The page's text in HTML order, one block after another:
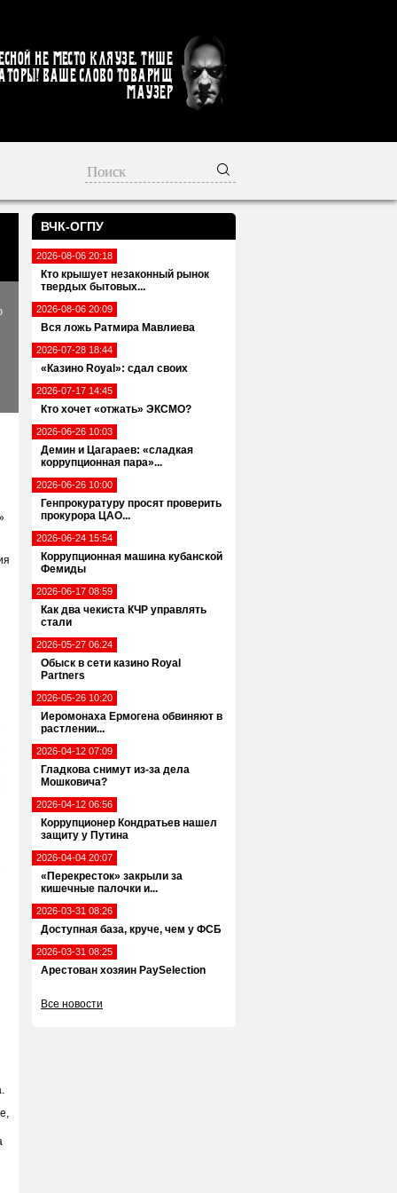
не место кляузе. Тише
Ваше слово товарищ
Маузер
ВЧК-ОГПУ
2026-08-06 20:18
Кто крышует незаконный рынок
твердых бытовых...
2026-08-06 20:09
Вся ложь Ратмира Мавлиева
2026-07-28 18:44
«Казино Royal»: сдал своих
2026-07-17 14:45
Кто хочет «отжать» ЭКСМО?
2026-06-26 10:03
Демин и Цагараев: «сладкая
коррупционная пара»...
2026-06-26 10:00
Генпрокуратуру просят проверить
прокурора ЦАО...
2026-06-24 15:54
Коррупционная машина кубанской
Фемиды
2026-06-17 08:59
Как два чекиста КЧР управлять
стали
2026-05-27 06:24
Обыск в сети казино Royal
Partners
2026-05-26 10:20
Иеромонаха Ермогена обвиняют в
растлении...
2026-04-12 07:09
Гладкова снимут из-за дела
Мошковича?
2026-04-12 06:56
Коррупционер Кондратьев нашел
защиту у Путина
2026-04-04 20:07
«Перекресток» закрыли за
кишечные палочки и...
2026-03-31 08:26
Доступная база, круче, чем у ФСБ
2026-03-31 08:25
Арестован хозяин PaySelection
Все новости